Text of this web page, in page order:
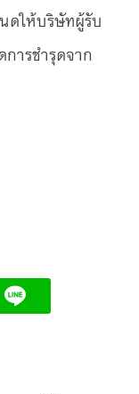
ดให้บริษัทผู้รับ
ารชำรุดจาก